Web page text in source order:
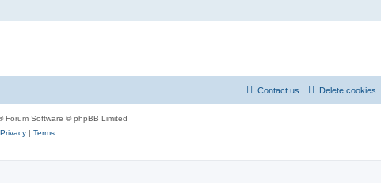
Delete cookies
Contact us
Forum Software © phpBB Limited
Privacy| Terms